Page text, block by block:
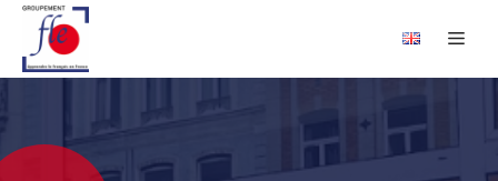
Aller
contenu
Panneau de gestion des cookies